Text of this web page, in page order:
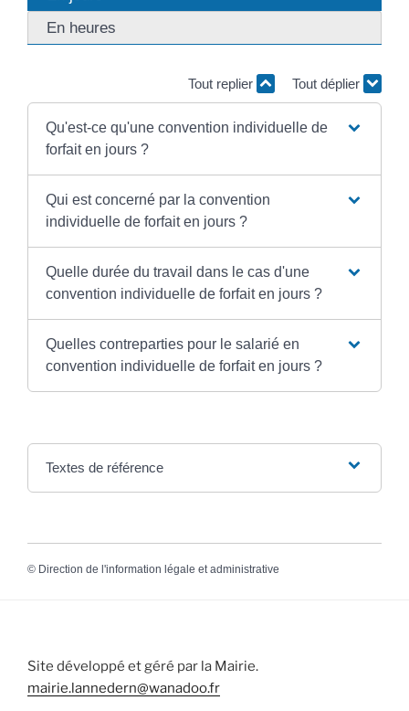
En heures
Tout replier Tout déplier
Qu'est-ce qu'une convention individuelle de
forfait en jours ?
Qui est concerné par la convention
individuelle de forfait en jours ?
Quelle durée du travail dans le cas d'une
convention individuelle de forfait en jours ?
Quelles contreparties pour le salarié en
convention individuelle de forfait en jours ?
Textes de référence
© Direction de l'information légale et administrative
Site développé et géré par la Mairie.
mairie.lannedern@wanadoo.fr